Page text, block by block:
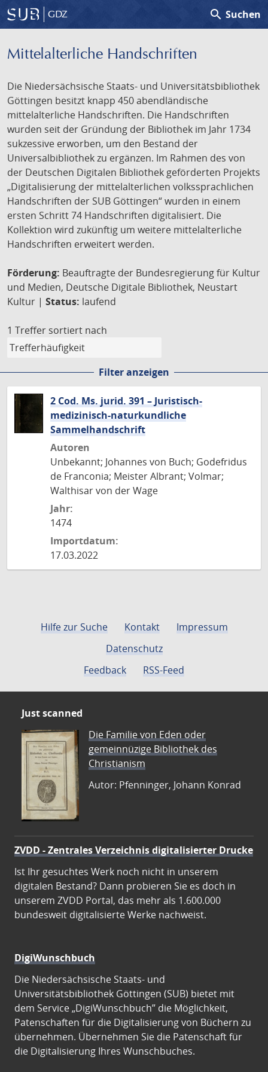
GDZ search Suchen
Mittelalterliche Handschriften
Die Niedersächsische Staats- und Universitätsbibliothek
Göttingen besitzt knapp 450 abendländische
mittelalterliche Handschriften. Die Handschriften
wurden seit der Gründung der Bibliothek im Jahr 1734
sukzessive erworben, um den Bestand der
Universalbibliothek zu ergänzen. Im Rahmen des von
der Deutschen Digitalen Bibliothek geförderten Projekts
„Digitalisierung der mittelalterlichen volkssprachlichen
Handschriften der SUB Göttingen“ wurden in einem
ersten Schritt 74 Handschriften digitalisiert. Die
Kollektion wird zukünftig um weitere mittelalterliche
Handschriften erweitert werden.
Förderung: Beauftragte der Bundesregierung für Kultur
und Medien, Deutsche Digitale Bibliothek, Neustart
Kultur | Status: laufend
1 Treffer sortiert nach
Filter anzeigen
2 Cod. Ms. jurid. 391 – Juristisch-
medizinisch-naturkundliche
Sammelhandschrift
Autoren
Unbekannt; Johannes von Buch; Godefridus
de Franconia; Meister Albrant; Volmar;
Walthisar von der Wage
Jahr:
1474
Importdatum:
17.03.2022
Hilfe zur Suche Kontakt
Impressum
Datenschutz
Feedback
RSS-Feed
Just scanned
Die Familie von Eden oder
gemeinnüzige Bibliothek des
Christianism
Autor: Pfenninger, Johann Konrad
ZVDD - Zentrales Verzeichnis digitalisierter Drucke
Ist Ihr gesuchtes Werk noch nicht in unserem
digitalen Bestand? Dann probieren Sie es doch in
unserem ZVDD Portal, das mehr als 1.600.000
bundesweit digitalisierte Werke nachweist.
DigiWunschbuch
Die Niedersächsische Staats- und
Universitätsbibliothek Göttingen (SUB) bietet mit
dem Service „DigiWunschbuch” die Möglichkeit,
Patenschaften für die Digitalisierung von Büchern zu
übernehmen. Übernehmen Sie die Patenschaft für
die Digitalisierung Ihres Wunschbuches.